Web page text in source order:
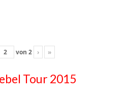
von 2 › »
Tour 2015